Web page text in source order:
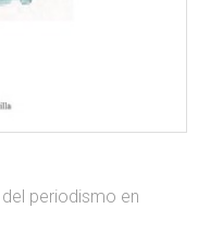
periodismo en